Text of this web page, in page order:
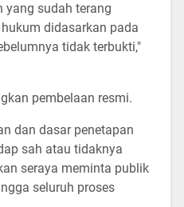
yang sudah terang
didasarkan pada
tidak terbukti,"
pembelaan resmi.
dan dasar penetapan
sah atau tidaknya
seraya meminta publik
seluruh proses